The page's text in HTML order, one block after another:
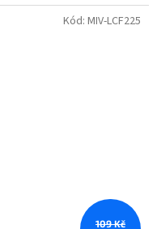
109 Kč
Kód: MIV-LCF225